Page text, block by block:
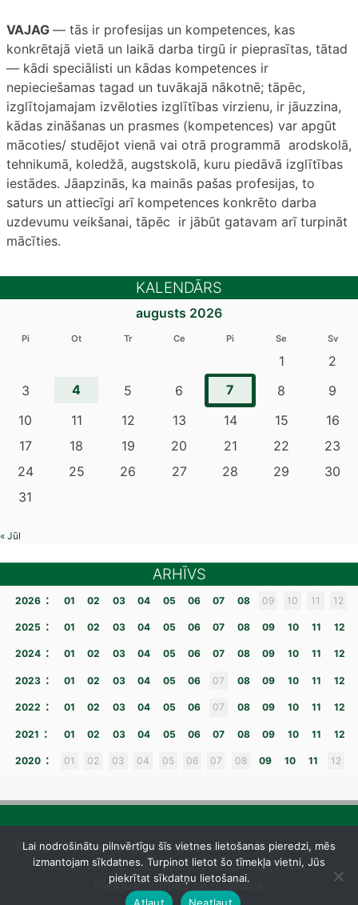
VAJAG — tās ir profesijas un kompetences, kas
konkrētajā vietā un laikā darba tirgū ir pieprasītas, tātad
— kādi speciālisti un kādas kompetences ir
nepieciešamas tagad un tuvākajā nākotnē; tāpēc,
izglītojamajam izvēloties izglītības virzienu, ir jāuzzina,
kādas zināšanas un prasmes (kompetences) var apgūt
mācoties/ studējot vienā vai otrā programmā arodskolā,
tehnikumā, koledžā, augstskolā, kuru piedāvā izglītības
iestādes. Jāapzinās, ka mainās pašas profesijas, to
saturs un attiecīgi arī kompetences konkrēto darba
uzdevumu veikšanai, tāpēc ir jābūt gatavam arī turpināt
mācīties.
KALENDĀRS
augusts 2026
Pi Ot Tr Ce Pi Se Sv
1
2
3
4 5 6 7 8
9
10
11 12 13 14 15
16
17
18 19 20 21 22
23
24
25 26 27 28 29
30
31
« Jūl
ARHĪVS
2026 : 01 02 03 04 05 06 07 08 09 10 11 12
2025 : 01 02 03 04 05 06 07 08 09 10 11 12
2024 : 01 02 03 04 05 06 07 08 09 10 11 12
2023 : 01 02 03 04 05 06 07 08 09 10 11 12
2022 : 01 02 03 04 05 06 07 08 09 10 11 12
2021 : 01 02 03 04 05 06 07 08 09 10 11 12
2020 : 01 02 03 04 05 06 07 08 09 10 11 12
©2026 Gulbenes novada vidusskola– [Skolas iela 10,
Skolas iela 12, Līkā iela 21] Gulbene, LV-4401
Piekļūstamības paziņojums
Lai nodrošinātu pilnvērtīgu šīs vietnes lietošanas pieredzi, mēs
izmantojam sīkdatnes. Turpinot lietot šo tīmekļa vietni, Jūs
piekrītat sīkdatņu lietošanai.
Atļaut
Neatļaut